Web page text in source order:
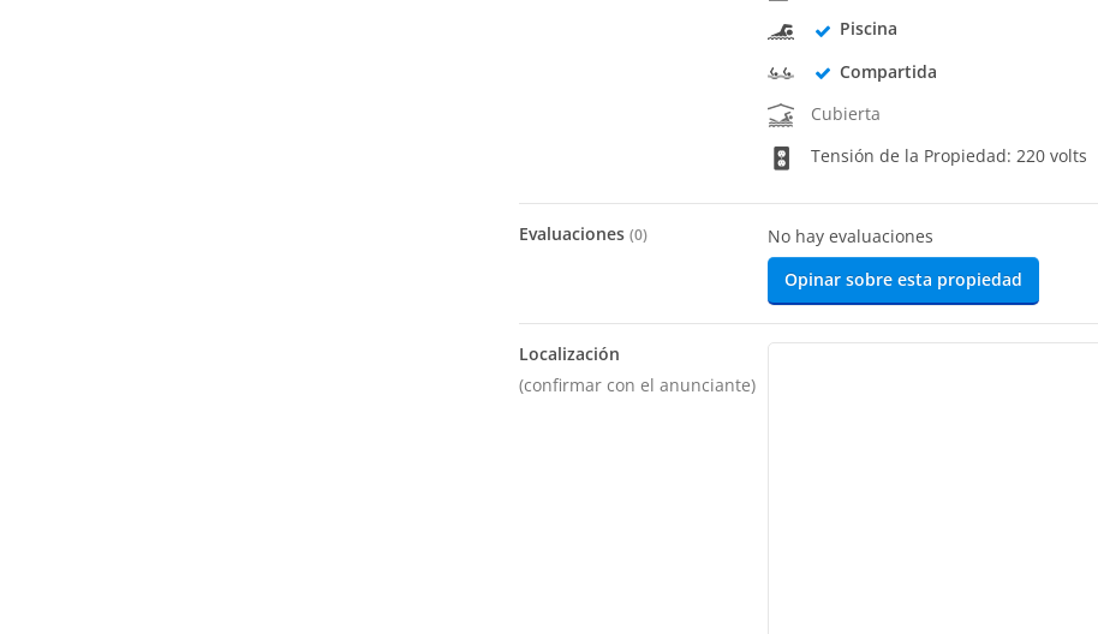
Piscina
Compartida
Cubierta
Tensión de la Propiedad: 220 volts
Evaluaciones (0)
No hay evaluaciones
Opinar sobre esta propiedad
Localización
(confirmar con el anunciante)